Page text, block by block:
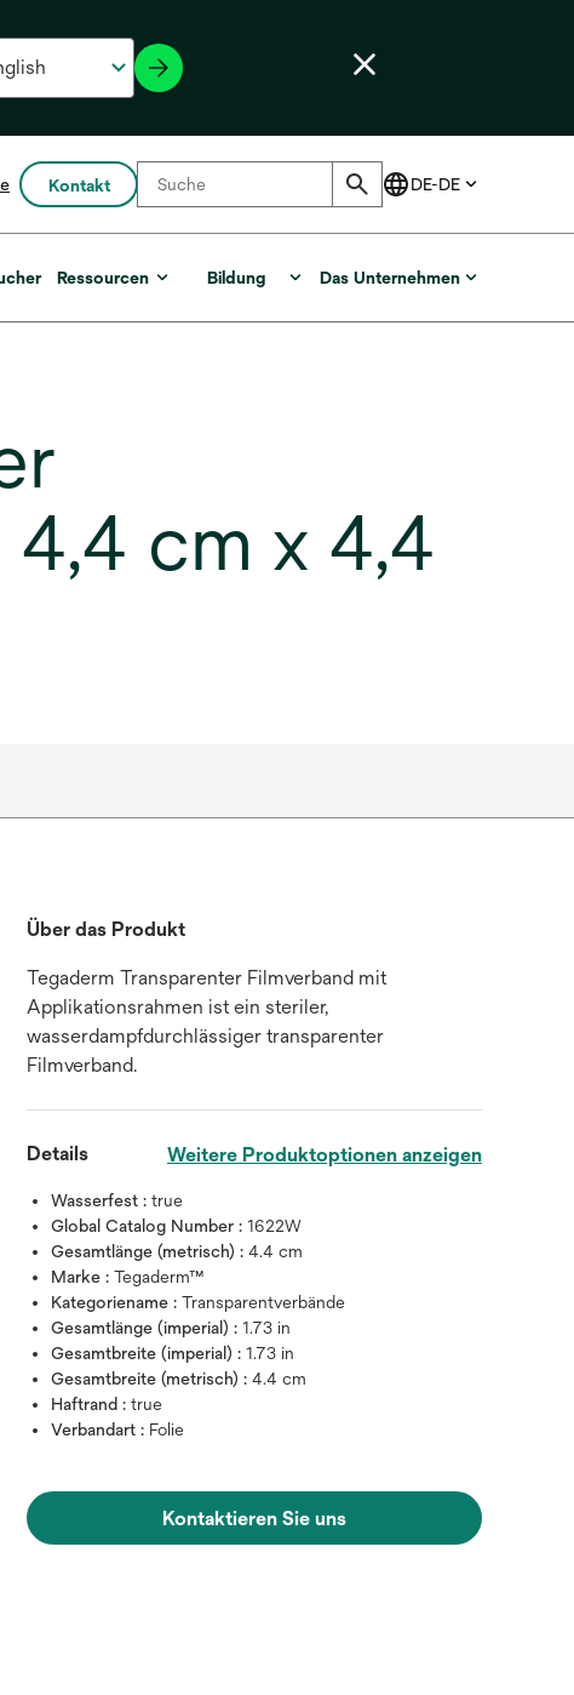
Kontakt
Ressourcen Bildung Das Unternehmen
4,4 cm x 4,4
Über das Produkt
Tegaderm Transparenter Filmverband mit
Applikationsrahmen ist ein steriler,
wasserdampfdurchlässiger transparenter
Filmverband.
Details Weitere Produktoptionen anzeigen
Wasserfest :true
Global Catalog Number :1622W
Gesamtlänge (metrisch) :4.4 cm
Marke :Tegaderm™
Kategoriename :Transparentverbände
Gesamtlänge (imperial) :1.73 in
Gesamtbreite (imperial) :1.73 in
Gesamtbreite (metrisch) :4.4 cm
Haftrand :true
Verbandart : Folie
Kontaktieren Sie uns